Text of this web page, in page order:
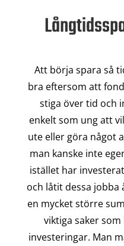
Att börja spara så
bra eftersom att
stiga över tid och
enkelt som ung att
ute eller göra något
man kanske inte
istället har
och låtit dessa jobba
en mycket större
viktiga saker
investeringar. Man